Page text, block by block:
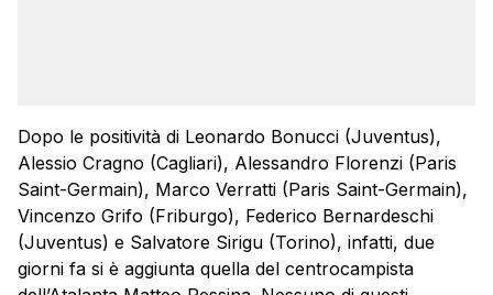
Dopo le positività di Leonardo Bonucci (Juventus),
Alessio Cragno (Cagliari), Alessandro Florenzi (Paris
Saint-Germain), Marco Verratti (Paris Saint-Germain),
Vincenzo Grifo (Friburgo), Federico Bernardeschi
(Juventus) e Salvatore Sirigu (Torino), infatti, due
giorni fa si è aggiunta quella del centrocampista